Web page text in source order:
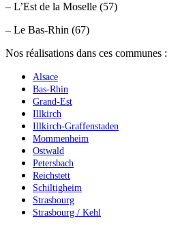
– L’Est de la Moselle (57)
– Le Bas-Rhin (67)
Nos réalisations dans ces communes :
Alsace
Bas-Rhin
Grand-Est
Illkirch
Illkirch-Graffenstaden
Mommenheim
Ostwald
Petersbach
Reichstett
Schiltigheim
Strasbourg
Strasbourg / Kehl